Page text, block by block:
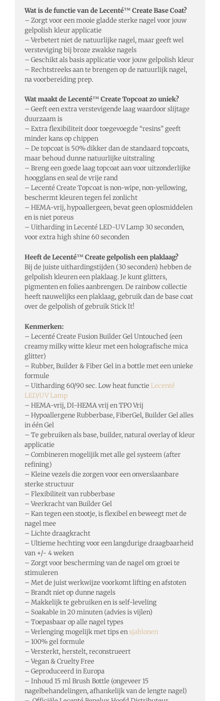
Wat is de functie van de Lecenté™Create Base Coat?
– Zorgt voor een mooie gladde sterke nagel voor jouw
gelpolish kleur applicatie
– Verbetert niet de natuurlijke nagel, maar geeft wel
versteviging bij broze zwakke nagels
– Geschikt als basis applicatie voor jouw gelpolish kleur
– Rechtstreeks aan te brengen op de natuurlijk nagel,
na voorbereiding prep.
Wat maakt de Lecenté™Create Topcoat zo uniek?
– Geeft een extra verstevigende laag waardoor slijtage
duurzaam is
– Extra flexibiliteit door toegevoegde “resins” geeft
minder kans op chippen
– De topcoat is 50% dikker dan de standaard topcoats,
maar behoud dunne natuurlijke uitstraling
– Breng een goede laag topcoat aan voor uitzonderlijke
hoogglans en seal de vrije rand
– Lecenté Create Topcoat is non-wipe, non-yellowing,
beschermt kleuren tegen fel zonlicht
– HEMA-vrij, hypoallergeen, bevat geen oplosmiddelen
en is niet poreus
– Uitharding in Lecenté LED-UV Lamp 30 seconden,
voor extra high shine 60 seconden
Heeft de Lecenté™Create gelpolish een plaklaag?
Bij de juiste uithardingstijden (30 seconden) hebben de
gelpolish kleuren een plaklaag. Je kunt glitters,
pigmenten en folies aanbrengen. De rainbow collectie
heeft nauwelijks een plaklaag, gebruik dan de base coat
over de gelpolish of gebruik Stick It!
Kenmerken:
– Lecenté Create Fusion Builder Gel Untouched (een
creamy milky witte kleur met een holografische mica
glitter)
– Rubber, Builder & Fiber Gel in a bottle met een unieke
formule
– Uitharding 60/90 sec. Low heat functieLecenté
LED/UV Lamp
– HEMA-vrij, DI-HEMA vrij en TPO Vrij
– Hypoallergene Rubberbase, FiberGel, Builder Gel alles
in één Gel
– Te gebruiken als base, builder, natural overlay of kleur
applicatie
– Combineren mogelijik met alle gel systeem (after
refining)
– Kleine vezels die zorgen voor een onverslaanbare
sterke structuur
– Flexibiliteit van rubberbase
– Veerkracht van Builder Gel
– Kan tegen een stootje, is flexibel en beweegt met de
nagel mee
– Lichte draagkracht
– Ultieme hechting voor een langdurige draagbaarheid
van +/- 4 weken
– Zorgt voor bescherming van de nagel om groei te
stimuleren
– Met de juist werkwijze voorkomt lifting en afstoten
– Brandt niet op dunne nagels
– Makkelijk te gebruiken en is self-leveling
– Soakable in 20 minuten (advies is vijlen)
– Toepasbaar op alle nagel types
– Verlenging mogelijk met tips ensjablonen
– 100% gel formule
– Versterkt, herstelt, reconstrueert
– Vegan & Cruelty Free
– Geproduceerd in Europa
– Inhoud 15 ml Brush Bottle (ongeveer 15
nagelbehandelingen, afhankelijk van de lengte nagel)